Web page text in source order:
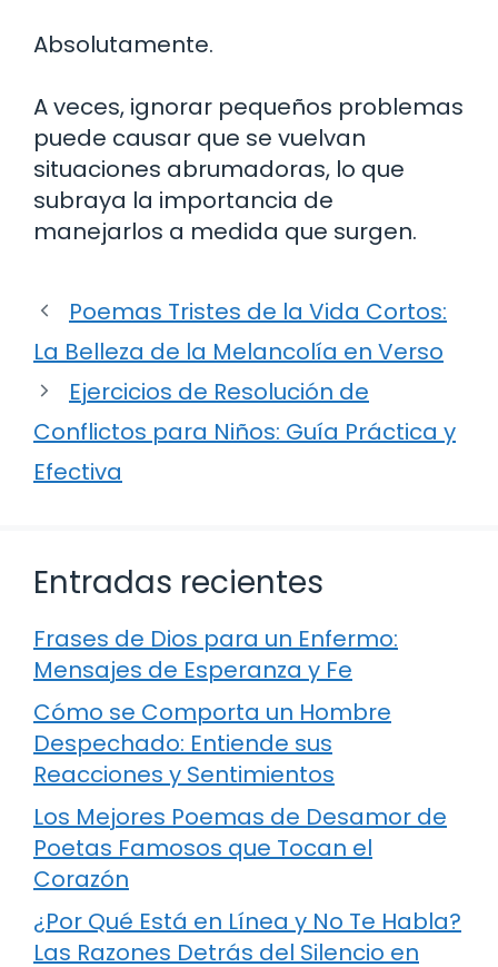
Absolutamente.
A veces, ignorar pequeños problemas
puede causar que se vuelvan
situaciones abrumadoras, lo que
subraya la importancia de
manejarlos a medida que surgen.
Poemas Tristes de la Vida Cortos:
La Belleza de la Melancolía en Verso
Ejercicios de Resolución de
Conflictos para Niños: Guía Práctica y
Efectiva
Entradas recientes
Frases de Dios para un Enfermo:
Mensajes de Esperanza y Fe
Cómo se Comporta un Hombre
Despechado: Entiende sus
Reacciones y Sentimientos
Los Mejores Poemas de Desamor de
Poetas Famosos que Tocan el
Corazón
¿Por Qué Está en Línea y No Te Habla?
Las Razones Detrás del Silencio en